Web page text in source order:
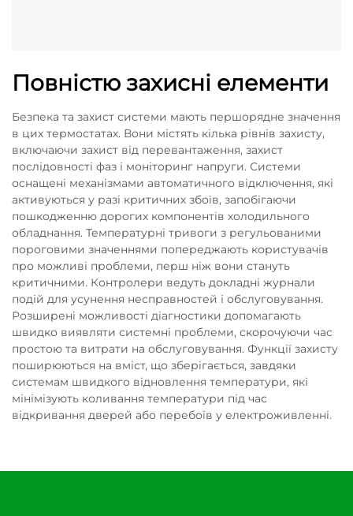
Повністю захисні елементи
Безпека та захист системи мають першорядне значення
в цих термостатах. Вони містять кілька рівнів захисту,
включаючи захист від перевантаження, захист
послідовності фаз і моніторинг напруги. Системи
оснащені механізмами автоматичного відключення, які
активуються у разі критичних збоїв, запобігаючи
пошкодженню дорогих компонентів холодильного
обладнання. Температурні тривоги з регульованими
пороговими значеннями попереджають користувачів
про можливі проблеми, перш ніж вони стануть
критичними. Контролери ведуть докладні журнали
подій для усунення несправностей і обслуговування.
Розширені можливості діагностики допомагають
швидко виявляти системні проблеми, скорочуючи час
простою та витрати на обслуговування. Функції захисту
поширюються на вміст, що зберігається, завдяки
системам швидкого відновлення температури, які
мінімізують коливання температури під час
відкривання дверей або перебоїв у електроживленні.